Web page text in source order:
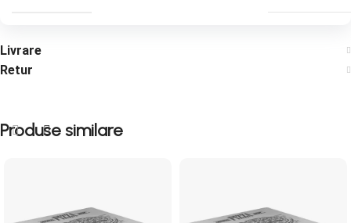
Livrare
Retur
Produse similare